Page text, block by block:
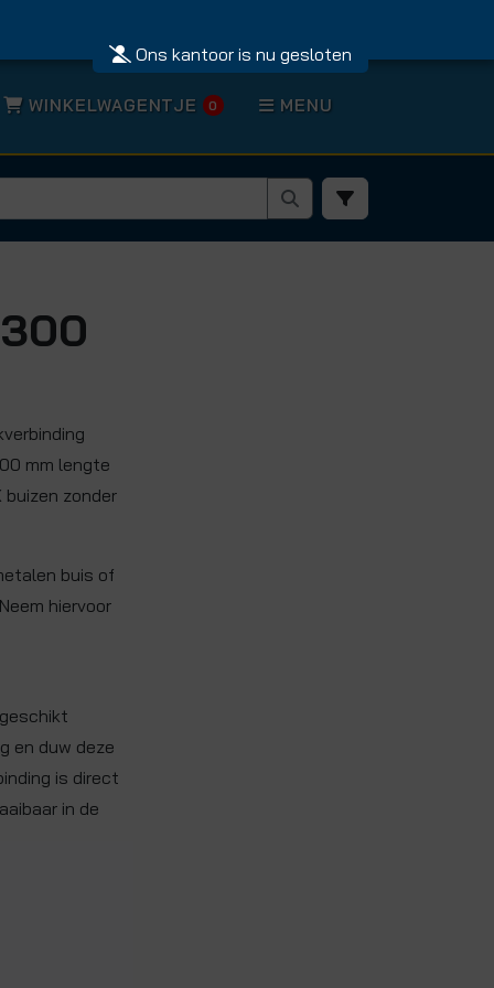
Ons kantoor is nu gesloten
WINKELWAGENTJE 0 MENU
mm lengte
buizen zonder
buis of
hiervoor
en duw deze
is direct
in de